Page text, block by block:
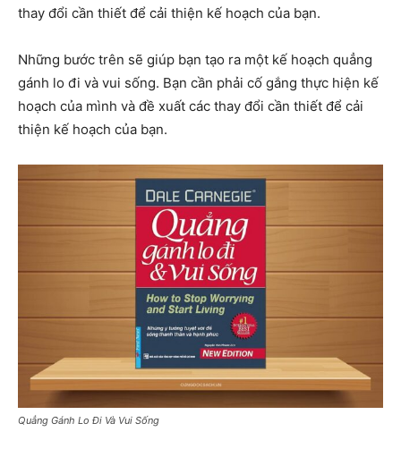
thay đổi cần thiết để cải thiện kế hoạch của bạn.
Những bước trên sẽ giúp bạn tạo ra một kế hoạch quẳng
gánh lo đi và vui sống. Bạn cần phải cố gắng thực hiện kế
hoạch của mình và đề xuất các thay đổi cần thiết để cải
thiện kế hoạch của bạn.
Quẳng Gánh Lo Đi Và Vui Sống